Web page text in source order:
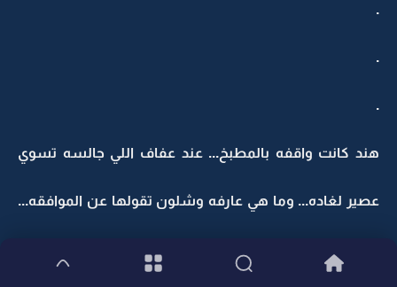
.
.
.
هند كانت واقفه بالمطبخ... عند عفاف اللي جالسه تسوي
عصير لغاده... وما هي عارفه وشلون تقولها عن الموافقه...